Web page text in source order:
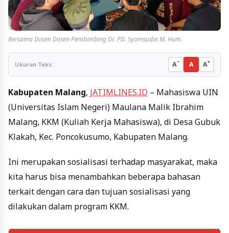
Bersama Dosen Dosen Pembimbing Dr. PD. Syamsudin M. Hum.
Ukuran Teks: A− A A+
Kabupaten Malang, JATIMLINES.ID – Mahasiswa UIN
(Universitas Islam Negeri) Maulana Malik Ibrahim
Malang, KKM (Kuliah Kerja Mahasiswa), di Desa Gubuk
Klakah, Kec. Poncokusumo, Kabupaten Malang.
Ini merupakan sosialisasi terhadap masyarakat, maka
kita harus bisa menambahkan beberapa bahasan
terkait dengan cara dan tujuan sosialisasi yang
dilakukan dalam program KKM.